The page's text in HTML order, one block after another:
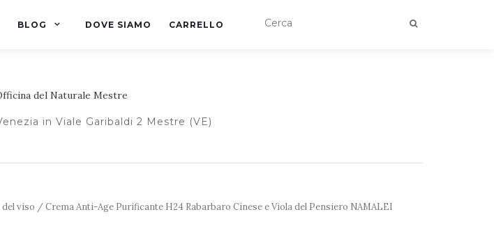
BLOG DOVE SIAMO CARRELLO
in Viale Garibaldi 2 Mestre (VE)
del viso / Crema Anti-Age Purificante H24 Rabarbaro Cinese e Viola del Pensiero NAMALEI